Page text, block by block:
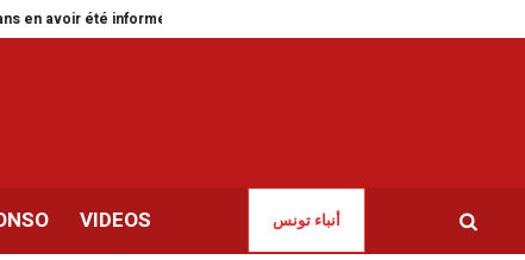
avoir été informée Green Forward pour accélérer la transition verte en
VIDEOS أنباء تونس